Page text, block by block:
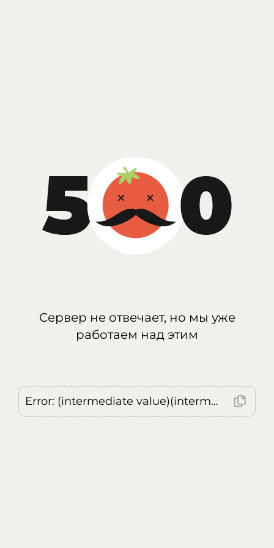
Сервер не отвечает, но мы уже
работаем над этим
Error: (intermediate value)(intermediate value)(intermediate value).replaceAll is not a function